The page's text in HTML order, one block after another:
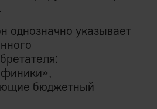
однозначно указывает
бюджетный